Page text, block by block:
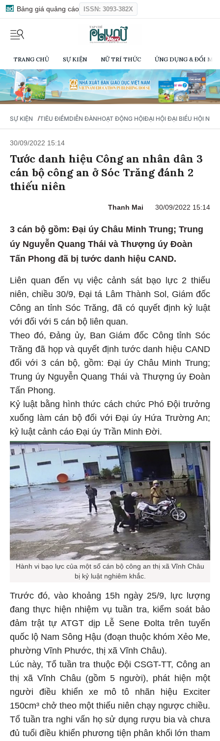
Bảng giá quảng cáo ISSN: 3093-382X
TRANG CHỦ SỰ KIỆN NỮ TRÍ THỨC ỨNG DỤNG & ĐỔI
SỰ KIỆN / TIÊU ĐIỂMDIỄN ĐÀNHOẠT ĐỘNG HỘIĐẠI HỘI ĐẠI BIỂU HỘI NỮ
30/09/2022 15:14
Tước danh hiệu Công an nhân dân 3
cán bộ công an ở Sóc Trăng đánh 2
thiếu niên
Thanh Mai 30/09/2022 15:14
3 cán bộ gồm: Đại úy Châu Minh Trung; Trung
úy Nguyễn Quang Thái và Thượng úy Đoàn
Tấn Phong đã bị tước danh hiệu CAND.
Liên quan đến vụ việc cảnh sát bạo lực 2 thiếu
niên, chiều 30/9, Đại tá Lâm Thành Sol, Giám đốc
Công an tỉnh Sóc Trăng, đã có quyết định kỷ luật
với đối với 5 cán bộ liên quan.
Theo đó, Đảng ủy, Ban Giám đốc Công tỉnh Sóc
Trăng đã họp và quyết định tước danh hiệu CAND
đối với 3 cán bộ, gồm: Đại úy Châu Minh Trung;
Trung úy Nguyễn Quang Thái và Thượng úy Đoàn
Tấn Phong.
Kỷ luật bằng hình thức cách chức Phó Đội trưởng
xuống làm cán bộ đối với Đại úy Hứa Trường An;
kỷ luật cảnh cáo Đại úy Trần Minh Đời.
Hành vi bạo lực của một số cán bộ công an thị xã Vĩnh Châu
bị kỷ luật nghiêm khắc.
Trước đó, vào khoảng 15h ngày 25/9, lực lượng
đang thực hiện nhiệm vụ tuần tra, kiểm soát bảo
đảm trật tự ATGT dịp Lễ Sene Đolta trên tuyến
quốc lộ Nam Sông Hậu (đoạn thuộc khóm Xẻo Me,
phường Vĩnh Phước, thị xã Vĩnh Châu).
Lúc này, Tổ tuần tra thuộc Đội CSGT-TT, Công an
thị xã Vĩnh Châu (gồm 5 người), phát hiện một
người điều khiển xe mô tô nhãn hiệu Exciter
150cm³ chở theo một thiếu niên chạy ngược chiều.
Tổ tuần tra nghi vấn họ sử dụng rượu bia và chưa
đủ tuổi điều khiển phương tiện phân khối lớn tham